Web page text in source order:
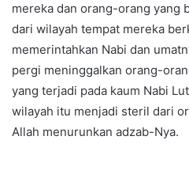
mereka dan orang-orang yang
dari wilayah tempat mereka
memerintahkan Nabi dan
pergi meninggalkan orang-
yang terjadi pada kaum Nabi
wilayah itu menjadi steril dari
Allah menurunkan adzab-Nya.